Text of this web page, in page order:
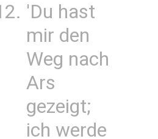
'Du hast
mir den
Weg nach
Ars
gezeigt;
ich werde